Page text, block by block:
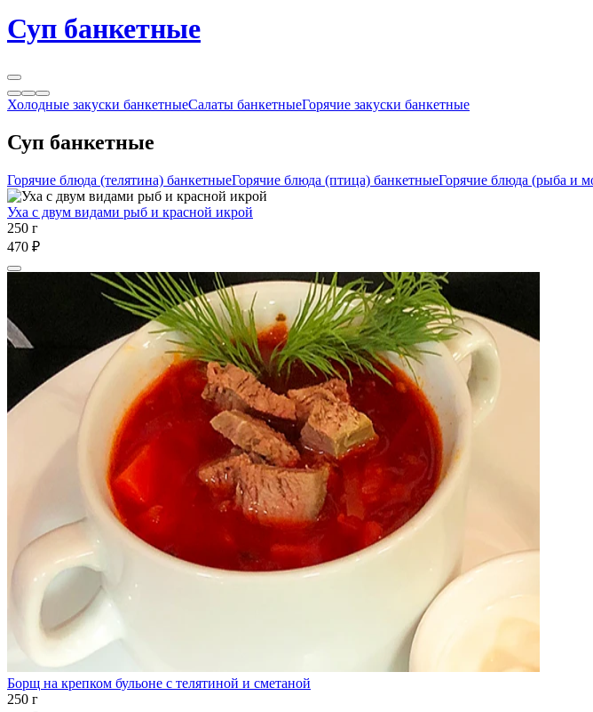
Суп банкетные
Холодные закуски банкетныеСалаты банкетныеГорячие закуски банкетные
Суп банкетные
Горячие блюда (телятина) банкетныеГорячие блюда (птица) банкетныеГорячие блюда (рыба и
Уха с двум видами рыб и красной икрой
250 г
470 ₽
Борщ на крепком бульоне с телятиной и сметаной
250 г